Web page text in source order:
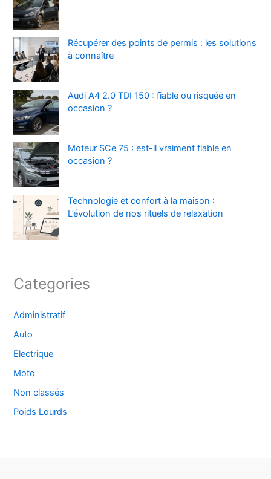
Récupérer des points de permis : les solutions
à connaître
Audi A4 2.0 TDI 150 : fiable ou risquée en
occasion ?
Moteur SCe 75 : est-il vraiment fiable en
occasion ?
Technologie et confort à la maison :
L’évolution de nos rituels de relaxation
Categories
Administratif
Auto
Electrique
Moto
Non classés
Poids Lourds